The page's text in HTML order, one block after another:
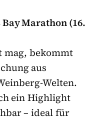
Bay Marathon (16.
mag, bekommt
aus
Welten.
ein Highlight
– ideal für